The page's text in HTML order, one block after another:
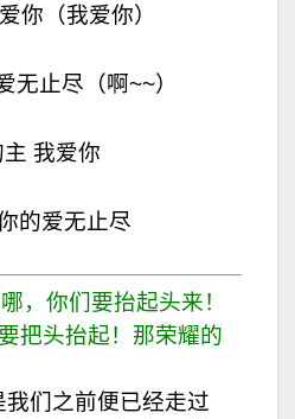
你（我爱你）
无止尽（啊~~）
主 我爱你
的爱无止尽
，你们要抬起头来！
把头抬起！那荣耀的
们之前便已经走过